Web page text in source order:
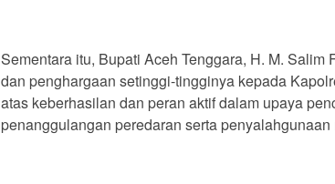
Sementara itu, Bupati Aceh Tenggara, H. M. Salim
dan penghargaan setinggi-tingginya kepada
atas keberhasilan dan peran aktif dalam upaya
penanggulangan peredaran serta